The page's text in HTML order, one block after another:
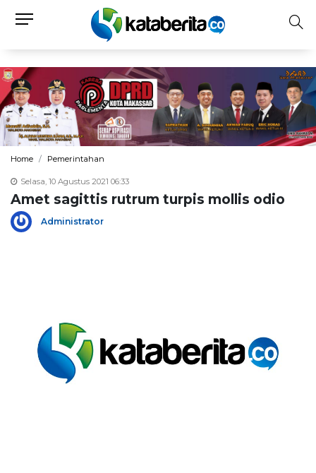
Home Pemerintahan
Selasa, 10 Agustus 2021 06:33
Amet sagittis rutrum turpis mollis odio
Administrator